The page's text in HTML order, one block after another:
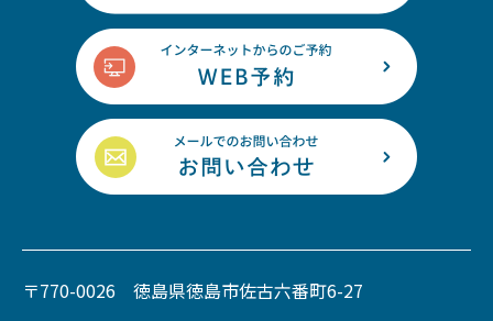
〒770-0026 徳島県徳島市佐古六番町6-27